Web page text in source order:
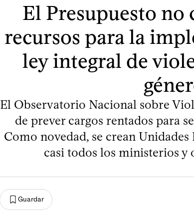
El Presupuesto no
recursos para la
ley integral de
El Observatorio Nacional sobre
de prever cargos rentados para
Como novedad, se crean
casi todos los ministerios y
Guardar